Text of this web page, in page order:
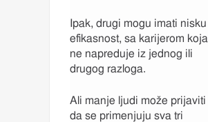
Ipak, drugi mogu imati nisku
efikasnost, sa karijerom koja
ne napreduje iz jednog ili
drugog razloga.
Ali manje ljudi može prijaviti
da se primenjuju sva tri